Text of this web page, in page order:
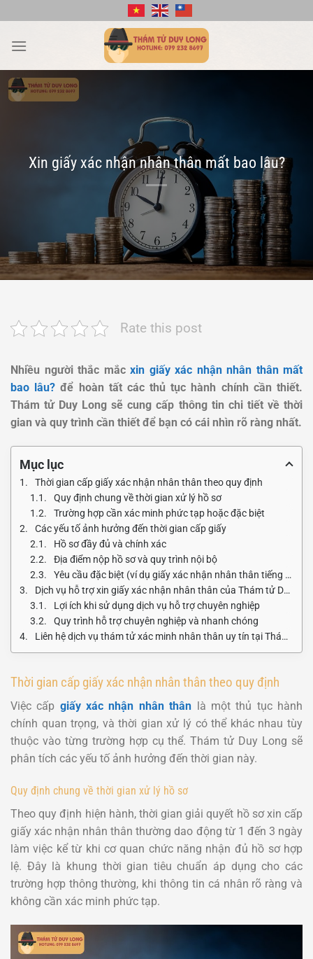
qua
nội
Xin giấy xác nhận nhân thân mất bao lâu?
Rate this post
Nhiều người thắc mắc xin giấy xác nhận nhân thân mất
bao lâu? để hoàn tất các thủ tục hành chính cần thiết.
Thám tử Duy Long sẽ cung cấp thông tin chi tiết về thời
gian và quy trình cần thiết để bạn có cái nhìn rõ ràng nhất.
Mục lục
Thời gian cấp giấy xác nhận nhân thân theo quy định
Quy định chung về thời gian xử lý hồ sơ
Trường hợp cần xác minh phức tạp hoặc đặc biệt
Các yếu tố ảnh hưởng đến thời gian cấp giấy
Hồ sơ đầy đủ và chính xác
Địa điểm nộp hồ sơ và quy trình nội bộ
Yêu cầu đặc biệt (ví dụ giấy xác nhận nhân thân tiếng Nhật)
Dịch vụ hỗ trợ xin giấy xác nhận nhân thân của Thám tử Duy Long
Lợi ích khi sử dụng dịch vụ hỗ trợ chuyên nghiệp
Quy trình hỗ trợ chuyên nghiệp và nhanh chóng
Liên hệ dịch vụ thám tử xác minh nhân thân uy tín tại Thám tử Duy Long
Thời gian cấp giấy xác nhận nhân thân theo quy định
Việc cấp giấy xác nhận nhân thân là một thủ tục hành
chính quan trọng, và thời gian xử lý có thể khác nhau tùy
thuộc vào từng trường hợp cụ thể. Thám tử Duy Long sẽ
phân tích các yếu tố ảnh hưởng đến thời gian này.
Quy định chung về thời gian xử lý hồ sơ
Theo quy định hiện hành, thời gian giải quyết hồ sơ xin cấp
giấy xác nhận nhân thân thường dao động từ 1 đến 3 ngày
làm việc kể từ khi cơ quan chức năng nhận đủ hồ sơ hợp
lệ. Đây là khung thời gian tiêu chuẩn áp dụng cho các
trường hợp thông thường, khi thông tin cá nhân rõ ràng và
không cần xác minh phức tạp.